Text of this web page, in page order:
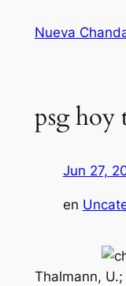
Nueva
psg hoy
Jun 27,
en
Thalmann,